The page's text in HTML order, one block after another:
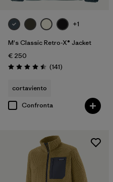
+1
M's Classic Retro-X® Jacket
€ 250
Valutazione: 4.5 / 5
(141Recensioni
)
cortaviento
Confronta